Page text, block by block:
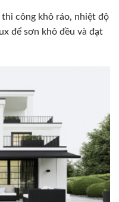
công khô ráo, nhiệt độ
để sơn khô đều và đạt